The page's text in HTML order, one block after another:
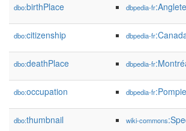
dbo:birthPlace dbpedia-fr
dbo:citizenship dbpedia-fr
dbo:deathPlace dbpedia-fr
dbo:occupation dbpedia-fr
dbo:thumbnail wiki-commons